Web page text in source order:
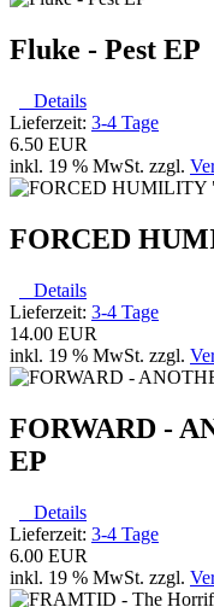
Fluke - Pest EP
Details
Lieferzeit: 3-4 Tage
6.50 EUR
inkl. 19 % MwSt. zzgl.
FORCED
Details
Lieferzeit: 3-4 Tage
14.00 EUR
inkl. 19 % MwSt. zzgl.
FORWARD -
EP
Details
Lieferzeit: 3-4 Tage
6.00 EUR
inkl. 19 % MwSt. zzgl.